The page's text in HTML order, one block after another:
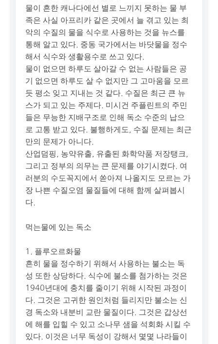
물이 흔한 캐나다에선 별로 느끼지 못하는 물 부
족은 사실 아프리카 같은 곳에서 늘 겪고 있는 최
악의 수질의 물을 식수로 사용하는 것을 뉴스를
통해 알고 있다. 중동 국가에서는 바닷물을 정수
해서 식수와 생활용수로 쓰고 있다.
물이 없으면 하루도 살아갈 수 없는 사람들은 공
기 없으면 하루도 살 수 없지만 그 고마움을 모르
듯 평소 잊고 지내는 것 같다. 수질은 최근 큰 뉴
스가 되고 있는 주제다. 미시건 주플린트의 주민
들은 무능한 지배구조로 인해 독소 수준의 납으
로 고통 받고 있다. 불행하게도, 수질 문제는 최근
만의 문제가 아니다.
산업덤핑, 농약유출, 유출된 화학약품 저장탱크,
그리고 정부의 의무는 큰 문제를 야기시켰다. 여
러분의 수도꼭지에서 쏟아져 나올지도 모르는 가
장 나쁜 수질오염 물질들에 대해 함께 살펴봅시
다.
먹는물에 있는 독소
1. 플루오르화물
흔히 물을 정수하기 위해서 사용하는 불소는 독
성 또한 상당하다. 식수에 불소를 첨가하는 것은
1940년대에 충치를 줄이기 위해 시작된 과정이
다. 그것은 고귀한 원인처럼 들리지만 불소는 신
경 독소와 내분비 교란 물질이다. 그것은 갑상선
에 해를 입힐 수 있고 소나무 샘을 석회화 시킬 수
있다. 이것은 너무 독성이 강해서 몇몇 나라들이